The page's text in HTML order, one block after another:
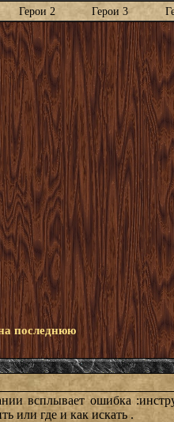
Герои 2 Герои 3
последнюю
всплывает ошибка
или где и как искать .